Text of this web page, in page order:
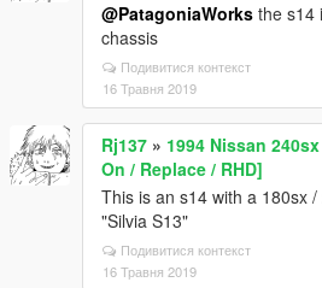
@PatagoniaWorks the s14
chassis
Подивитися контекст
16 Травня 2019
Rj137 » 1994 Nissan
On / Replace / RHD]
This is an s14 with a 180sx
"Silvia S13"
Подивитися контекст
16 Травня 2019